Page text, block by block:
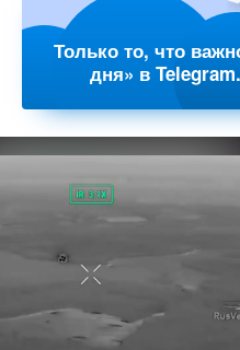
Только то, что
дня» в